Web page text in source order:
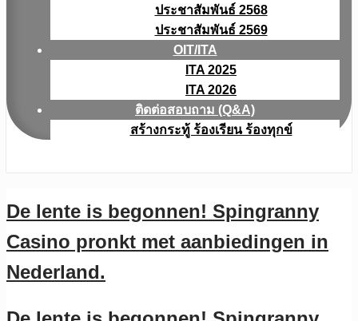
ประชาสัมพันธ์ 2568
ประชาสัมพันธ์ 2569
OIT/ITA
ITA 2025
ITA 2026
ติดต่อสอบถาม (Q&A)
สร้างกระทู้ ร้องเรียน ร้องทุกข์
De lente is begonnen! Spingranny
Casino pronkt met aanbiedingen in
Nederland.